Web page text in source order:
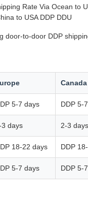
Rate Via Ocean to
to USA DDP DDU
to-door DDP
Canada
5-7 days DDP 5-
3 days 2-3 days
18-22 days DDP
5-7 days DDP 5-